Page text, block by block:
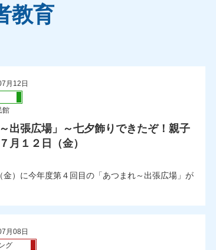
教育
月12日
館
～出張広場」～七夕飾りできたぞ！親子
月１２日（金）
）に今年度第４回目の「あつまれ～出張広場」が
月08日
グ